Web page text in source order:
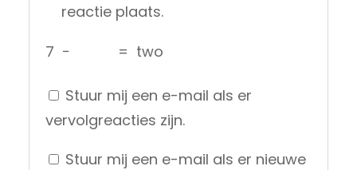
reactie plaats.
7 − = two
Stuur mij een e-mail als er
vervolgreacties zijn.
Stuur mij een e-mail als er nieuwe